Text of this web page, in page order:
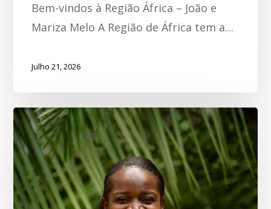
Bem-vindos à Região África – João e
Mariza Melo A Região de África tem a…
Julho 21, 2026